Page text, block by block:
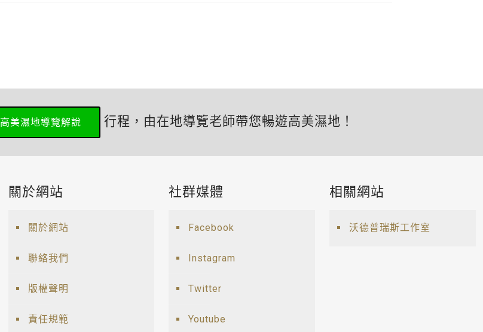
高美濕地導覽解說 行程，由在地導覽老師帶您暢遊高美濕地！
關於網站
關於網站
聯絡我們
版權聲明
責任規範
社群媒體
Facebook
Instagram
Twitter
Youtube
相關網站
沃德普瑞斯工作室